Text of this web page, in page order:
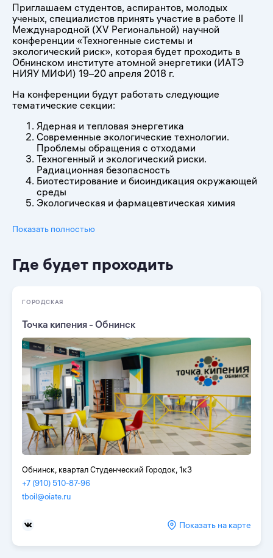
Приглашаем студентов, аспирантов, молодых
ученых, специалистов принять участие в работе II
Международной (XV Региональной) научной
конференции «Техногенные системы и
экологический риск», которая будет проходить в
Обнинском институте атомной энергетики (ИАТЭ
НИЯУ МИФИ) 19–20 апреля 2018 г.
На конференции будут работать следующие
тематические секции:
Ядерная и тепловая энергетика
Современные экологические технологии.
Проблемы обращения с отходами
Техногенный и экологический риски.
Радиационная безопасность
Биотестирование и биоиндикация окружающей
среды
Экологическая и фармацевтическая химия
Показать полностью
Где будет проходить
ГОРОДСКАЯ
Точка кипения - Обнинск
Обнинск, квартал Студенческий Городок, 1к3
+7 (910) 510-87-96
tboil@oiate.ru
Показать на карте